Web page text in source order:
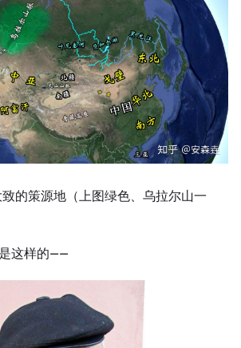
的策源地（上图绿色、乌拉尔山一
这样的——